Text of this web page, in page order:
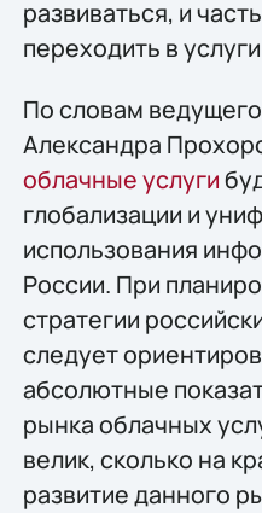
развиваться, и
переходить в
По словам
Александра
облачные услуги
глобализации и
использования
России. При
стратегии
следует
абсолютные
рынка облачных
велик, сколько на
развитие данного